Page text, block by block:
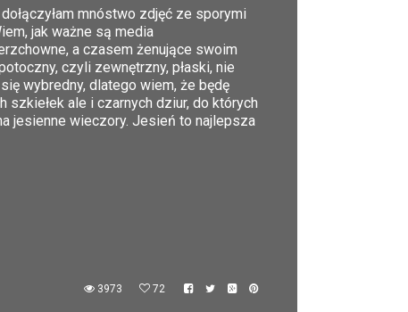
mnóstwo zdjęć ze sporymi
jak ważne są media
a czasem żenujące swoim
czyli zewnętrzny, płaski, nie
wybredny, dlatego wiem, że będę
ale i czarnych dziur, do których
jesienne wieczory. Jesień to najlepsza
3973 72